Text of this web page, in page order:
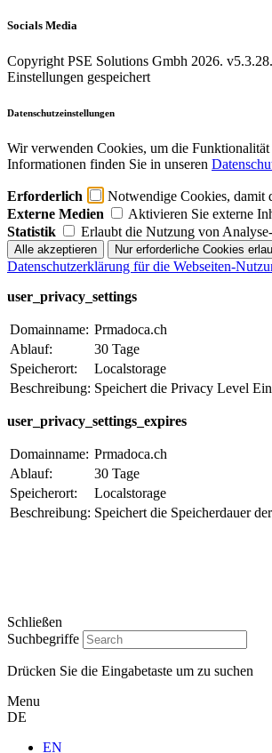
Socials Media
Copyright PSE Solutions Gmbh 2026.
Einstellungen gespeichert
Datenschutzeinstellungen
Wir verwenden Cookies, um die
Informationen finden Sie in unseren
Erforderlich
Notwendige Cookies, damit
Externe Medien
Aktivieren Sie externe
Statistik
Erlaubt die Nutzung von
Datenschutzerklärung für die Webseiten-
user_privacy_settings
Domainname: Prmadoca.ch
Ablauf:
30 Tage
Speicherort:
Localstorage
Beschreibung: Speichert die Privacy Level
user_privacy_settings_expires
Domainname: Prmadoca.ch
Ablauf:
30 Tage
Speicherort:
Localstorage
Beschreibung: Speichert die Speicherdauer
Schließen
Suchbegriffe
Drücken Sie die Eingabetaste um zu suchen
Menu
DE
EN